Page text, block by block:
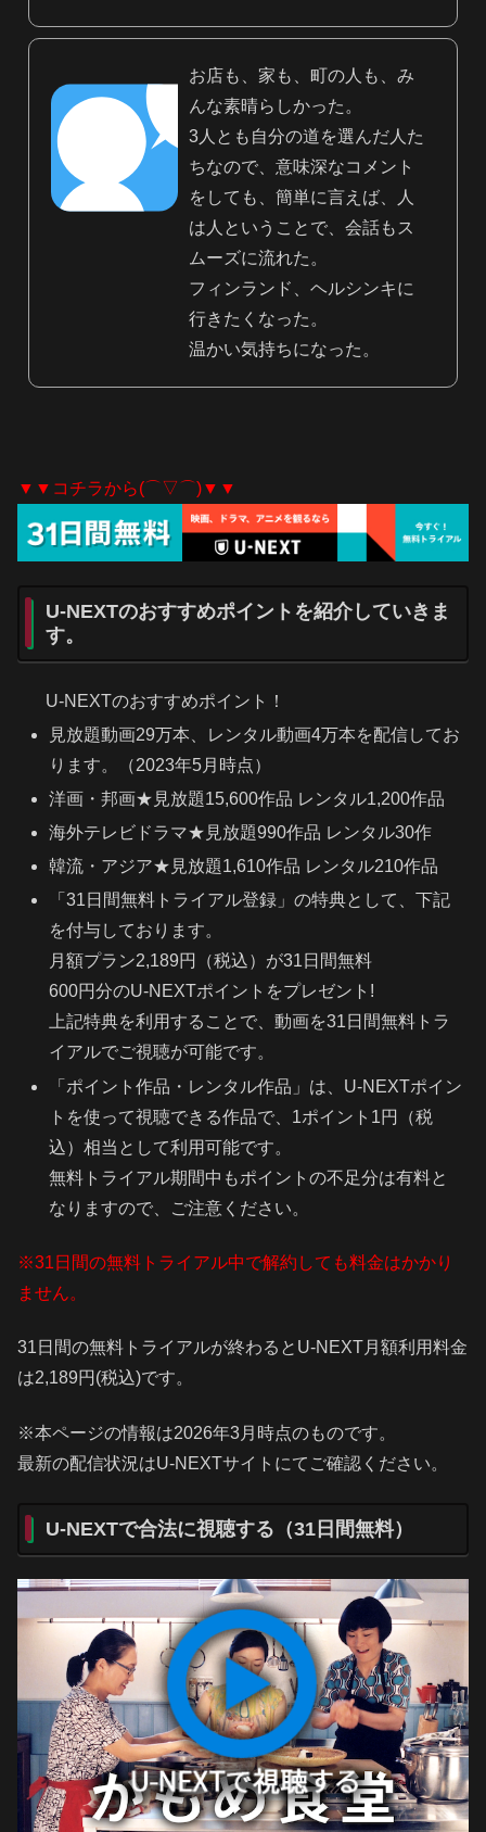
お店も、家も、町の人も、み
んな素晴らしかった。
3人とも自分の道を選んだ人た
ちなので、意味深なコメント
をしても、簡単に言えば、人
は人ということで、会話もス
ムーズに流れた。
フィンランド、ヘルシンキに
行きたくなった。
温かい気持ちになった。
▼▼コチラから(⌒▽⌒)▼▼
U-NEXTのおすすめポイントを紹介していきま
す。
U-NEXTのおすすめポイント！
見放題動画29万本、レンタル動画4万本を配信してお
ります。（2023年5月時点）
洋画・邦画★見放題15,600作品 レンタル1,200作品
海外テレビドラマ★見放題990作品 レンタル30作
韓流・アジア★見放題1,610作品 レンタル210作品
「31日間無料トライアル登録」の特典として、下記
を付与しております。
月額プラン2,189円（税込）が31日間無料
600円分のU-NEXTポイントをプレゼント!
上記特典を利用することで、動画を31日間無料トラ
イアルでご視聴が可能です。
「ポイント作品・レンタル作品」は、U-NEXTポイン
トを使って視聴できる作品で、1ポイント1円（税
込）相当として利用可能です。
無料トライアル期間中もポイントの不足分は有料と
なりますので、ご注意ください。
※31日間の無料トライアル中で解約しても料金はかかり
ません。
31日間の無料トライアルが終わるとU-NEXT月額利用料金
は2,189円(税込)です。
※本ページの情報は2026年3月時点のものです。
最新の配信状況はU-NEXTサイトにてご確認ください。
U-NEXTで合法に視聴する（31日間無料）